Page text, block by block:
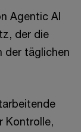
Agentic AI
der die
der täglichen
Kontrolle,